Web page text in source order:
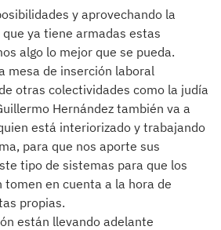
y aprovechando la
ya tiene armadas estas
algo lo mejor que se pueda.
mesa de inserción laboral
otras colectividades como la judía
Hernández también va a
está interiorizado y trabajando
para que nos aporte sus
tipo de sistemas para que los
en cuenta a la hora de
propias.
están llevando adelante